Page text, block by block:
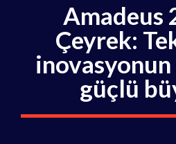
Amadeus
Çeyrek:
inovasyonun
güçlü